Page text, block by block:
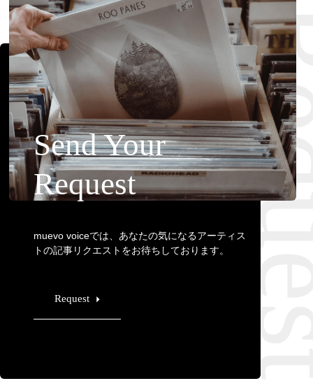
Send Your
Request
muevo voiceでは、あなたの気になるアーティス
トの記事リクエストをお待ちしております。
Request